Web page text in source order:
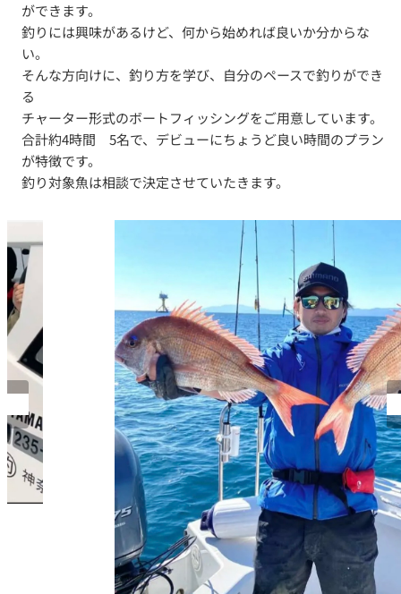
ができます。
釣りには興味があるけど、何から始めれば良いか分からな
い。
そんな方向けに、釣り方を学び、自分のペースで釣りができ
る
チャーター形式のボートフィッシングをご用意しています。
合計約4時間 5名で、デビューにちょうど良い時間のプラン
が特徴です。
釣り対象魚は相談で決定させていたきます。